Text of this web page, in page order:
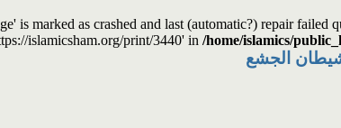
is marked as crashed and last (automatic?) repair
islamicsham.org/print/3440' in /home/islamics/
الجشع